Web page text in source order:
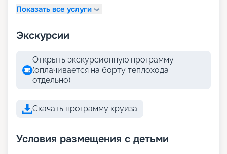
Показать все услуги
Экскурсии
Открыть экскурсионную программу
(оплачивается на борту теплохода
отдельно)
Скачать программу круиза
Условия размещения с детьми